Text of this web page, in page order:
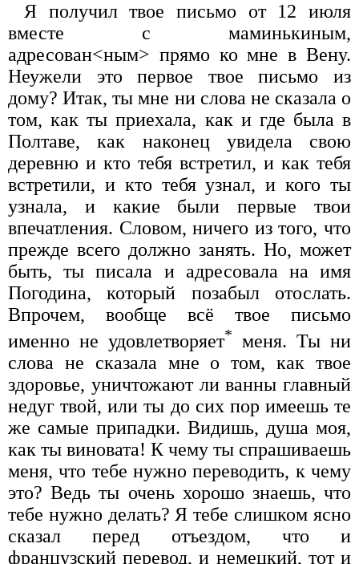
Я получил твое письмо от 12 июля
вместе с маминькиным,
адресован<ным> прямо ко мне в Вену.
Неужели это первое твое письмо из
дому? Итак, ты мне ни слова не сказала о
том, как ты приехала, как и где была в
Полтаве, как наконец увидела свою
деревню и кто тебя встретил, и как тебя
встретили, и кто тебя узнал, и кого ты
узнала, и какие были первые твои
впечатления. Словом, ничего из того, что
прежде всего должно занять. Но, может
быть, ты писала и адресовала на имя
Погодина, который позабыл отослать.
Впрочем, вообще всё твое письмо
именно не удовлетворяет* меня. Ты ни
слова не сказала мне о том, как твое
здоровье, уничтожают ли ванны главный
недуг твой, или ты до сих пор имеешь те
же самые припадки. Видишь, душа моя,
как ты виновата! К чему ты спрашиваешь
меня, что тебе нужно переводить, к чему
это? Ведь ты очень хорошо знаешь, что
тебе нужно делать? Я тебе слишком ясно
сказал перед отъездом, что и
французский перевод, и немецкий, тот и